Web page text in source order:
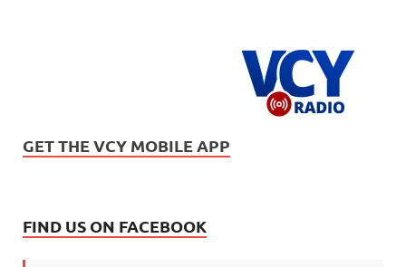
GET THE VCY MOBILE APP
FIND US ON FACEBOOK